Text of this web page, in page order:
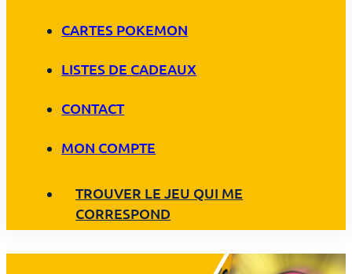
CARTES POKEMON
LISTES DE CADEAUX
CONTACT
MON COMPTE
TROUVER LE JEU QUI ME
CORRESPOND